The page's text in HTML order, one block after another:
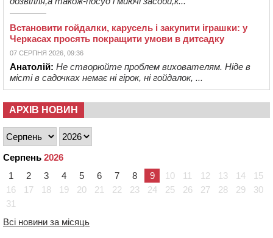
Встановити гойдалки, карусель і закупити іграшки: у
Черкасах просять покращити умови в дитсадку
07 СЕРПНЯ 2026, 09:36
Анатолій: Не створюйте проблем вихователям. Ніде в
місті в садочках немає ні гірок, ні гойдалок, ...
АРХІВ НОВИН
Серпень 2026
1
2 3 4 5 6 7 8 9 10 11 12 13 14
15
16
17 18 19 20 21 22 23 24 25 26 27 28 29
30
31
Всі новини за місяць